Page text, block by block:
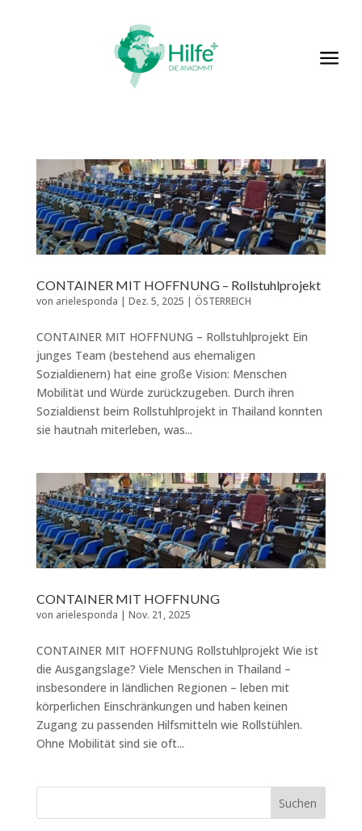
a
CONTAINER MIT HOFFNUNG – Rollstuhlprojekt
von arielesponda | Dez. 5, 2025 | ÖSTERREICH
CONTAINER MIT HOFFNUNG – Rollstuhlprojekt Ein
junges Team (bestehend aus ehemaligen
Sozialdienern) hat eine große Vision: Menschen
Mobilität und Würde zurückzugeben. Durch ihren
Sozialdienst beim Rollstuhlprojekt in Thailand konnten
sie hautnah miterleben, was...
CONTAINER MIT HOFFNUNG
von arielesponda | Nov. 21, 2025
CONTAINER MIT HOFFNUNG Rollstuhlprojekt Wie ist
die Ausgangslage? Viele Menschen in Thailand –
insbesondere in ländlichen Regionen – leben mit
körperlichen Einschränkungen und haben keinen
Zugang zu passenden Hilfsmitteln wie Rollstühlen.
Ohne Mobilität sind sie oft...
Suchen